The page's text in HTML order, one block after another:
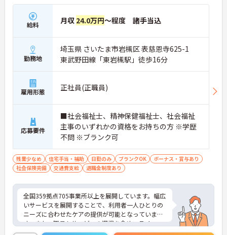
給料 月収 24.0万円～程度 諸手当込
勤務地
埼玉県 さいたま市岩槻区 表慈恩寺625-1
東武野田線「東岩槻駅」徒歩16分
雇用形態 正社員(正職員)
応募要件
■社会福祉士、精神保健福祉士、社会福祉
主事のいずれかの資格をお持ちの方 ※学歴
不問 ※ブランク可
残業少なめ 住宅手当・補助 日勤のみ ブランクOK
ボーナス・賞与あり
社会保険完備
交通費支給 退職金制度あり
全国359拠点705事業所以上を展開しています。幅広
いサービスを展開することで、利用者一人ひとりの
ニーズに合わせたケアの提供が可能となっていま
す。また、職員もサービスの選択を含め、ライフス
タイルに合わせた働き方の選択肢が多くあります。